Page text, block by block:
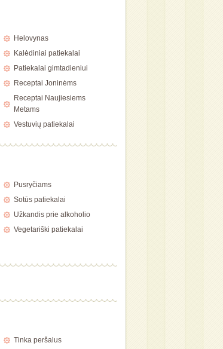
Helovynas
Kalėdiniai patiekalai
Patiekalai gimtadieniui
Receptai Joninėms
Receptai Naujiesiems
Metams
Vestuvių patiekalai
Pusryčiams
Sotūs patiekalai
Užkandis prie alkoholio
Vegetariški patiekalai
Tinka peršalus